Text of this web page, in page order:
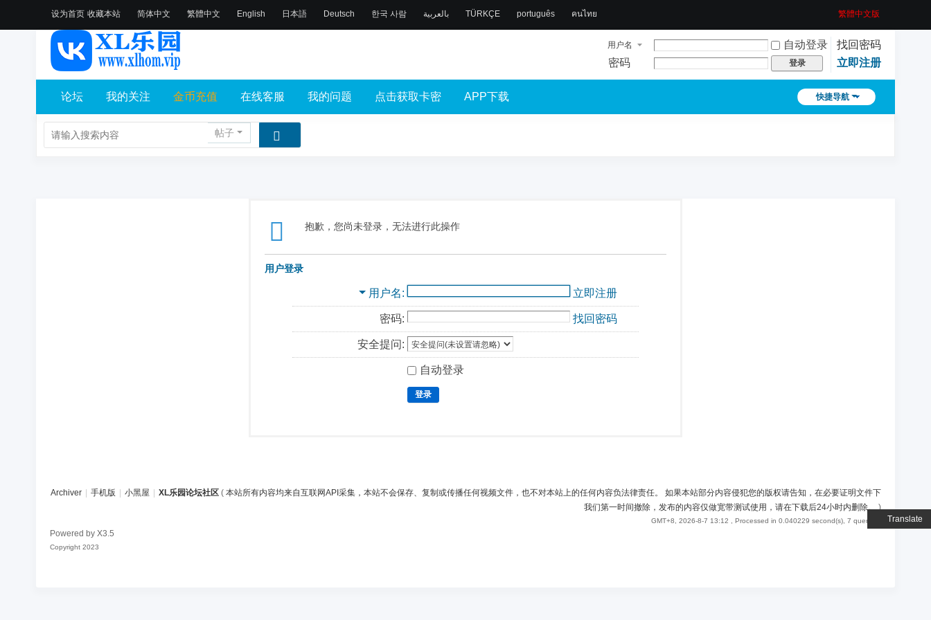
设为首页 收藏本站
Translate
简体中文 繁體中文 English 日本語 Deutsch 한국 사람 بالعربية TÜRKÇE português คนไทย 繁體中文版
用户名 自动登录
找回密码
密码
登录 立即注册
快捷导航
论坛 我的关注 金币充值 在线客服 我的问题 点击获取卡密 APP下载
帖子
抱歉，您尚未登录，无法进行此操作
用户登录
用户名 立即注册
密码: 找回密码
安全提问:
自动登录
登录
Archiver 手机版 小黑屋 XL乐园论坛社区 ( 本站所有内容均来自互联网API采集，本站不会保存、复制或传播任何视频文件，也不对本站上的任何内容负法律责任。 如果本站部分内容侵犯您的版权请告知，在必要证明文件下
我们第一时间撤除，发布的内容仅做宽带测试使用，请在下载后24小时内删除。)
GMT+8, 2026-8-7 13:12 , Processed in 0.040229 second(s), 7 queries .
Powered by X3.5
Copyright 2023